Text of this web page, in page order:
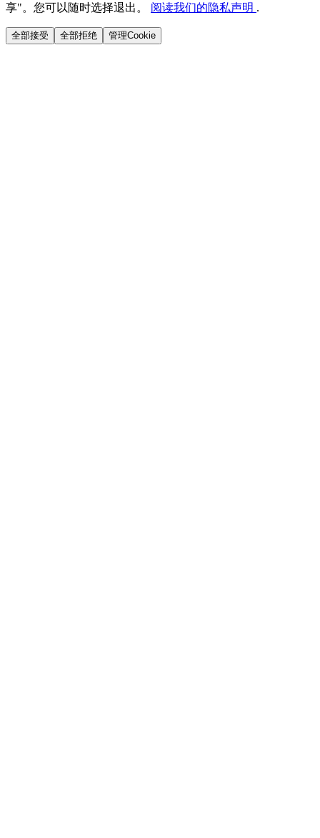
享"。您可以随时选择退出。 阅读我们的隐私声明 .
全部接受 全部拒绝 管理Cookie